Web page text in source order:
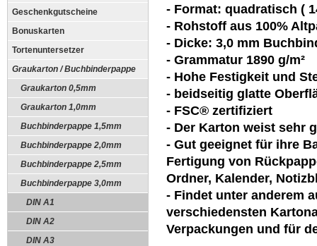
Geschenkgutscheine
Bonuskarten
Tortenuntersetzer
Graukarton / Buchbinderpappe
Graukarton 0,5mm
Graukarton 1,0mm
Buchbinderpappe 1,5mm
Buchbinderpappe 2,0mm
Buchbinderpappe 2,5mm
Buchbinderpappe 3,0mm
DIN A1
DIN A2
DIN A3
- Format: quadratisch (
- Rohstoff aus 100%
- Dicke: 3,0 mm
- Grammatur 1890 g/m²
- Hohe Festigkeit und
- beidseitig glatte
- FSC® zertifiziert
- Der Karton weist sehr
- Gut geeignet für ihre
Fertigung von
Ordner, Kalender,
- Findet unter anderem
verschiedensten
Verpackungen und für